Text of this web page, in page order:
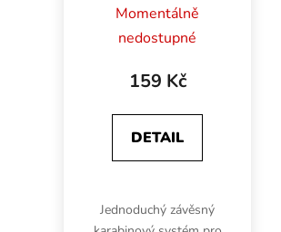
nosnost 48 kg
Momentálně
nedostupné
159 Kč
DETAIL
Jednoduchý závěsný